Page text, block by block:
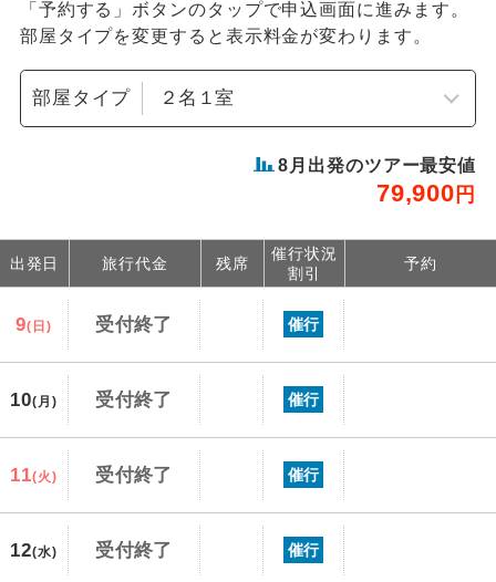
「予約する」ボタンのタップで申込画面に進みます。
部屋タイプを変更すると表示料金が変わります。
部屋タイプ
8 月出発のツアー最安値
79,900 円
出発日 旅行代金 残席
催行状況
割引
予約
9(日) 受付終了 催行
10(月) 受付終了 催行
11(火) 受付終了 催行
12(水) 受付終了 催行